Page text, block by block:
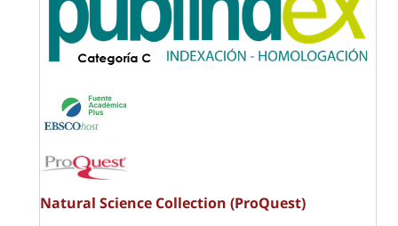
Natural Science Collection (ProQuest)